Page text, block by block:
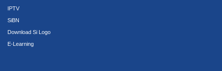
IPTV
SiBN
Download Si Logo
E-Learning